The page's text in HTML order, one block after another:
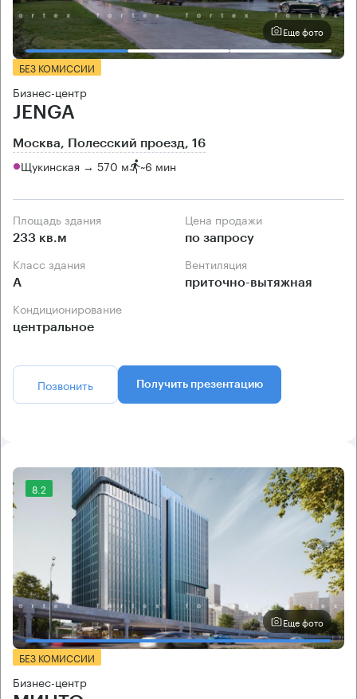
Еще фото
БЕЗ КОМИССИИ
Бизнес-центр
JENGA
Москва, Полесский проезд, 16
Щукинская → 570 м ~6 мин
Площадь здания
233 кв.м
Цена продажи
по запросу
Класс здания
А
Вентиляция
приточно-вытяжная
Кондиционирование
центральное
Позвонить Получить презентацию
8.2
Еще фото
БЕЗ КОМИССИИ
Бизнес-центр